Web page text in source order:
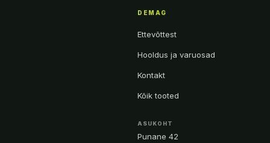
DEMAG
Ettevõttest
Hooldus ja varuosad
Kontakt
Kõik tooted
ASUKOHT
Punane 42